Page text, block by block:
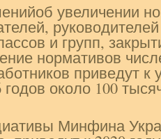
увеличении
и групп,
нормативов
приведут
годов около 100
Минфина